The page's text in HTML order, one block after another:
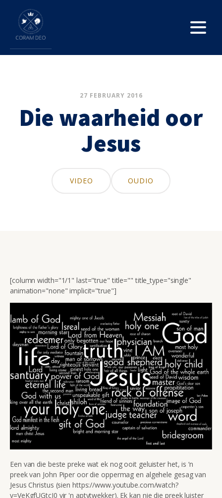
27 FEBRUARY 2016
Die waarheid oor
Jesus
VIDEO OUDIO
[column width="1/1" last="true" title="" title_type="single"
animation="none" implicit="true"]
Een van die beste preke wat ek nog ooit geluister het, is ‘n
preek van John Piper oor die oppermag en algehele gesag van
Jesus Christus (sien https://www.youtube.com/watch?
v=VeKgfUGtcI0 vir 'n aptytwekker). Ek kan nie die preek luister